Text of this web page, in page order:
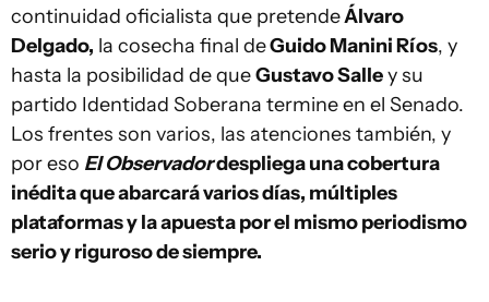
continuidad oficialista que pretendeÁlvaro
Delgado, la cosecha final deGuido Manini Ríos, y
hasta la posibilidad de queGustavo Salley su
partido Identidad Soberana termine en el Senado.
Los frentes son varios, las atenciones también, y
por eso El Observadordespliega una cobertura
inédita que abarcará varios días, múltiples
plataformas y la apuesta por el mismo periodismo
serio y riguroso de siempre.